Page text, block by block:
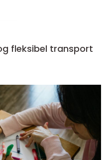
fleksibel transport